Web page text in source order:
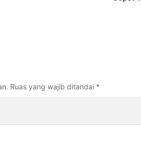
Ruas yang wajib ditandai *